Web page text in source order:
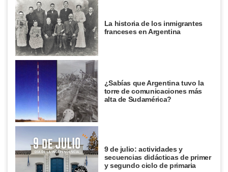
La historia de los inmigrantes
franceses en Argentina
¿Sabías que Argentina tuvo la
torre de comunicaciones más
alta de Sudamérica?
9 de julio: actividades y
secuencias didácticas de primer
y segundo ciclo de primaria